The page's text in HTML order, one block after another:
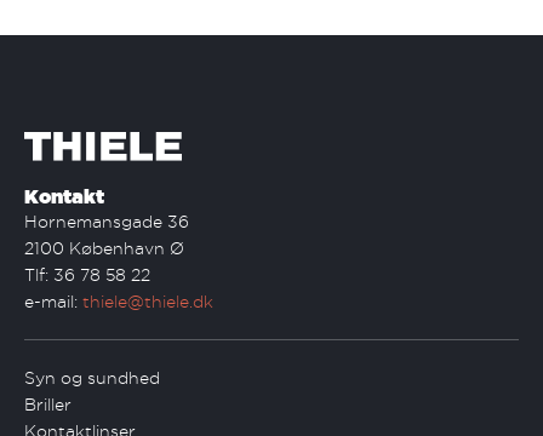
Kontakt
Hornemansgade 36
2100 København Ø
Tlf: 36 78 58 22
e-mail: thiele@thiele.dk
Syn og sundhed
Briller
Kontaktlinser